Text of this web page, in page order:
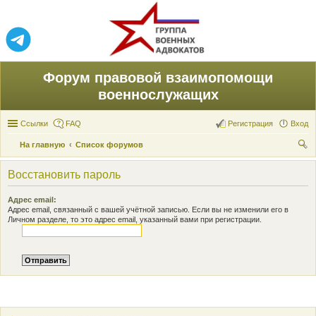
Форум правовой взаимопомощи
военнослужащих
Ссылки FAQ Вход
Регистрация
На главную
Список форумов
ои
Восстановить пароль
Адрес email:
Адрес email, связанный с вашей учётной записью. Если вы не изменили его в
Личном разделе, то это адрес email, указанный вами при регистрации.